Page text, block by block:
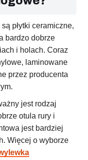
płytki ceramiczne,
bardzo dobrze
i holach. Coraz
laminowane
przez producenta
jest rodzaj
otula rury i
jest bardziej
Więcej o wyborze